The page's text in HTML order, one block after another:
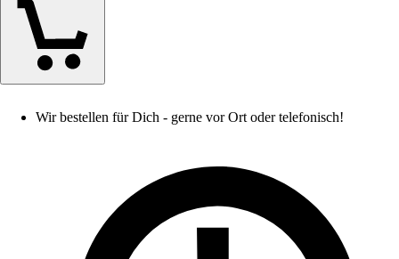
Wir bestellen für Dich - gerne vor Ort oder telefonisch!